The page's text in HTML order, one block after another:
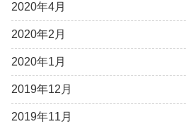
2020年4月
2020年2月
2020年1月
2019年12月
2019年11月